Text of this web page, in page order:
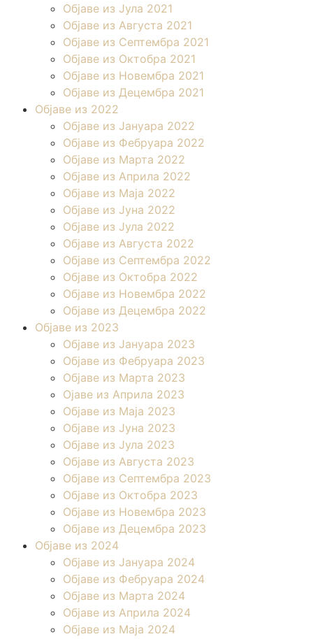
Објаве из Јула 2021
Објаве из Августа 2021
Објаве из Септембра 2021
Објаве из Октобра 2021
Објаве из Новембра 2021
Објаве из Децембра 2021
Објаве из 2022
Објаве из Јануара 2022
Објаве из Фебруара 2022
Објаве из Марта 2022
Објаве из Априла 2022
Објаве из Маја 2022
Објаве из Јуна 2022
Објаве из Јула 2022
Објаве из Августа 2022
Објаве из Септембра 2022
Објаве из Октобра 2022
Објаве из Новембра 2022
Објаве из Децембра 2022
Објаве из 2023
Објаве из Јануара 2023
Објаве из Фебруара 2023
Објаве из Марта 2023
Ојаве из Априла 2023
Објаве из Маја 2023
Објаве из Јуна 2023
Објаве из Јула 2023
Објаве из Августа 2023
Објаве из Септембра 2023
Објаве из Октобра 2023
Објаве из Новембра 2023
Објаве из Децембра 2023
Објаве из 2024
Објаве из Јануара 2024
Објаве из Фебруара 2024
Објаве из Марта 2024
Објаве из Априла 2024
Објаве из Маја 2024